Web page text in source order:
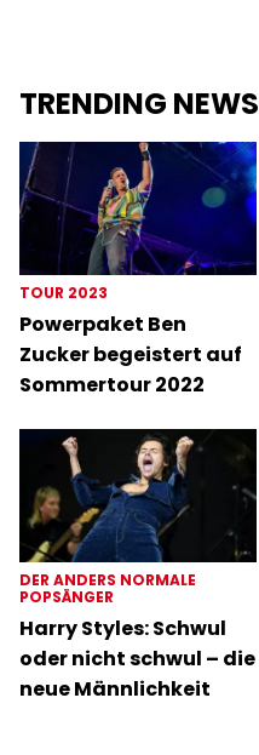
TRENDING NEWS
TOUR 2023
Powerpaket Ben
Zucker begeistert auf
Sommertour 2022
DER ANDERS NORMALE
POPSÄNGER
Harry Styles: Schwul
oder nicht schwul – die
neue Männlichkeit